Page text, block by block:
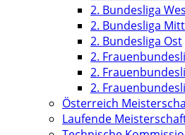
2. Bundesliga
2. Bundesliga
2. Bundesliga Ost
2.
2.
2.
Österreich
Laufende